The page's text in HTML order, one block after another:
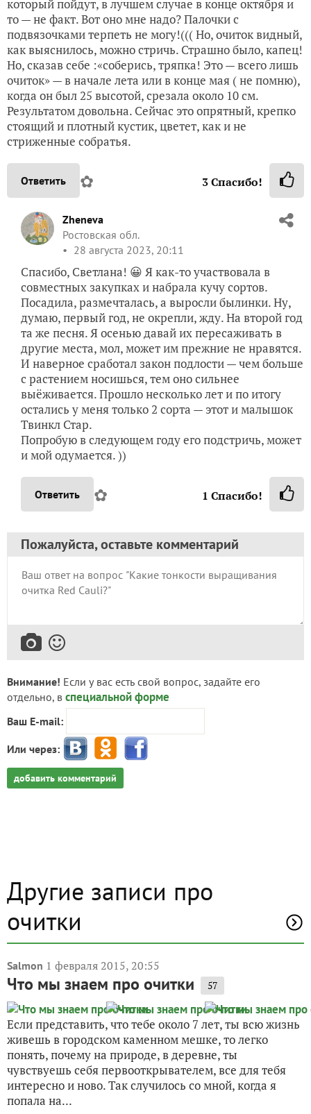
который пойдут, в лучшем случае в конце октября и
то — не факт. Вот оно мне надо? Палочки с
подвязочками терпеть не могу!((( Но, очиток видный,
как выяснилось, можно стричь. Страшно было, капец!
Но, сказав себе :«соберись, тряпка! Это — всего лишь
очиток» — в начале лета или в конце мая ( не помню),
когда он был 25 высотой, срезала около 10 см.
Результатом довольна. Сейчас это опрятный, крепко
стоящий и плотный кустик, цветет, как и не
стриженные собратья.
Ответить ✿ 3Спасибо!
Zheneva
Ростовская обл.
28 августа 2023, 20:11
Спасибо, Светлана! 😀 Я как-то участвовала в
совместных закупках и набрала кучу сортов.
Посадила, размечталась, а выросли былинки. Ну,
думаю, первый год, не окрепли, жду. На второй год
та же песня. Я осенью давай их пересаживать в
другие места, мол, может им прежние не нравятся.
И наверное сработал закон подлости — чем больше
с растением носишься, тем оно сильнее
выёживается. Прошло несколько лет и по итогу
остались у меня только 2 сорта — этот и малышок
Твинкл Стар.
Попробую в следующем году его подстричь, может
и мой одумается. ))
Ответить ✿ 1 Спасибо!
Пожалуйста, оставьте комментарий
Внимание! Если у вас есть свой вопрос, задайте его
отдельно, в специальной форме
Ваш E-mail:
Или через:
добавить комментарий
Другие записи про
очитки
Salmon 1 февраля 2015, 20:55
Что мы знаем про очитки 57
Если представить, что тебе около 7 лет, ты всю жизнь
живешь в городском каменном мешке, то легко
понять, почему на природе, в деревне, ты
чувствуешь себя первооткрывателем, все для тебя
интересно и ново. Так случилось со мной, когда я
попала на...